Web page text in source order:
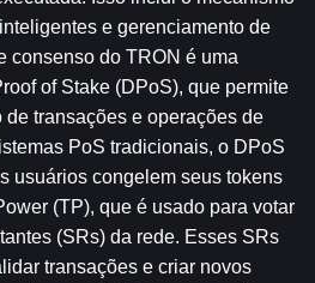
e gerenciamento de
consenso do TRON é uma
of Stake (DPoS), que permite
transações e operações de
PoS tradicionais, o DPoS
usuários congelem seus tokens
(TP), que é usado para votar
(SRs) da rede. Esses SRs
transações e criar novos